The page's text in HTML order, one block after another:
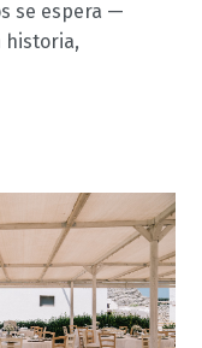
se espera —
historia,